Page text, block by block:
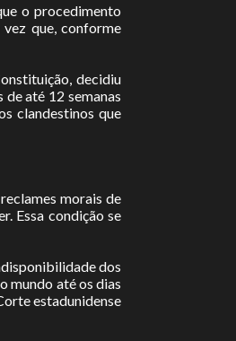
o procedimento
que, conforme
decidiu
até 12 semanas
clandestinos que
morais de
Essa condição se
dos
mundo até os dias
estadunidense